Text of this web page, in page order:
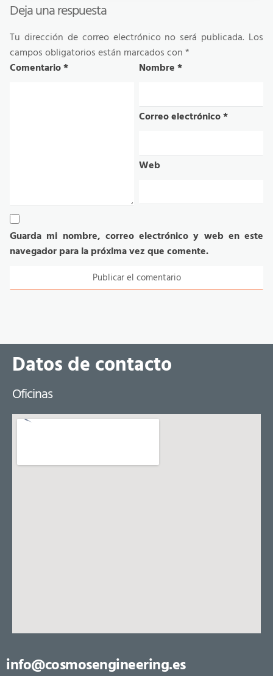
Deja una respuesta
Tu dirección de correo electrónico no será publicada. Los
campos obligatorios están marcados con*
Comentario* Nombre*
Correo electrónico*
Web
Guarda mi nombre, correo electrónico y web en este
navegador para la próxima vez que comente.
Datos de contacto
Oficinas
info@cosmosengineering.es